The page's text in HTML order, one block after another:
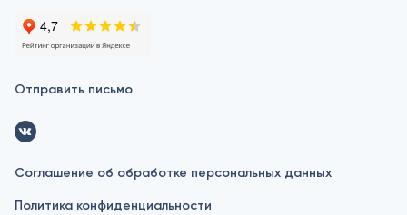
Отправить письмо
Соглашение об обработке персональных данных
Политика конфиденциальности